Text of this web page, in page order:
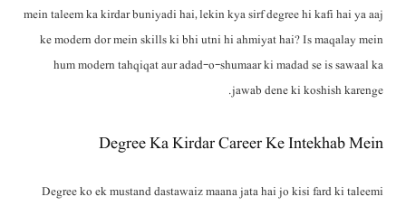
mein taleem ka kirdar buniyadi hai, lekin kya sirf degree hi kafi hai ya aaj
ke modern dor mein skills ki bhi utni hi ahmiyat hai? Is maqalay mein
hum modern tahqiqat aur adad-o-shumaar ki madad se is sawaal ka
jawab dene ki koshish karenge.
Degree Ka Kirdar Career Ke Intekhab Mein
Degree ko ek mustand dastawaiz maana jata hai jo kisi fard ki taleemi